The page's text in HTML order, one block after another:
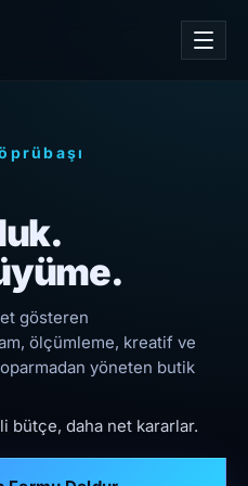
gösteren
ölçümleme, kreatif ve
yöneten butik
bütçe, daha net kararlar.